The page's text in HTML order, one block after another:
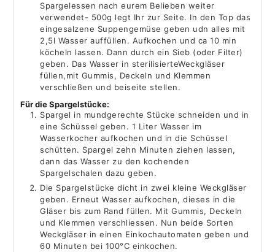
Spargelessen nach eurem Belieben weiter
verwendet- 500g legt Ihr zur Seite. In den Top das
eingesalzene Suppengemüse geben udn alles mit
2,5l Wasser auffüllen. Aufkochen und ca 10 min
köcheln lassen. Dann durch ein Sieb (oder Filter)
geben. Das Wasser in sterilisierteWeckgläser
füllen,mit Gummis, Deckeln und Klemmen
verschließen und beiseite stellen.
Für die Spargelstücke:
Spargel in mundgerechte Stücke schneiden und in
eine Schüssel geben. 1 Liter Wasser im
Wasserkocher aufkochen und in die Schüssel
schütten. Spargel zehn Minuten ziehen lassen,
dann das Wasser zu den kochenden
Spargelschalen dazu geben.
Die Spargelstücke dicht in zwei kleine Weckgläser
geben. Erneut Wasser aufkochen, dieses in die
Gläser bis zum Rand füllen. Mit Gummis, Deckeln
und Klemmen verschliessen. Nun beide Sorten
Weckgläser in einen Einkochautomaten geben und
60 Minuten bei 100°C einkochen.